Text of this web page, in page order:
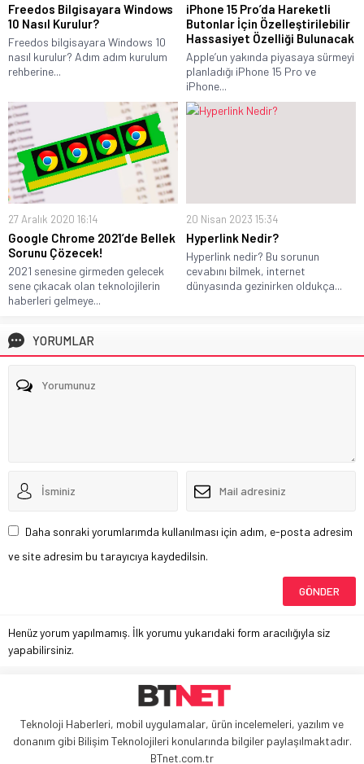
Freedos Bilgisayara Windows
10 Nasıl Kurulur?
Freedos bilgisayara Windows 10
nasıl kurulur? Adım adım kurulum
rehberine...
iPhone 15 Pro’da Hareketli
Butonlar İçin Özelleştirilebilir
Hassasiyet Özelliği Bulunacak
Apple’un yakında piyasaya sürmeyi
planladığı iPhone 15 Pro ve
iPhone...
27 Aralık 2020 16:14
Google Chrome 2021’de Bellek
Sorunu Çözecek!
2021 senesine girmeden gelecek
sene çıkacak olan teknolojilerin
haberleri gelmeye...
20 Nisan 2023 15:34
Hyperlink Nedir?
Hyperlink nedir? Bu sorunun
cevabını bilmek, internet
dünyasında gezinirken oldukça...
YORUMLAR
Daha sonraki yorumlarımda kullanılması için adım, e-posta adresim
ve site adresim bu tarayıcıya kaydedilsin.
Henüz yorum yapılmamış. İlk yorumu yukarıdaki form aracılığıyla siz
yapabilirsiniz.
Teknoloji Haberleri, mobil uygulamalar, ürün incelemeleri, yazılım ve
donanım gibi Bilişim Teknolojileri konularında bilgiler paylaşılmaktadır.
BTnet.com.tr